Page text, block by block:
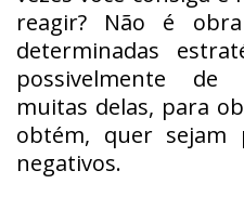
reagir? Não é
determinadas
possivelmente de
muitas delas, para
obtém, quer sejam
negativos.